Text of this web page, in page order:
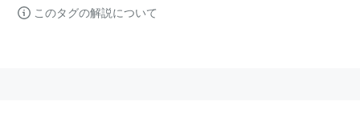
このタグの解説について